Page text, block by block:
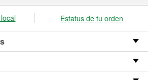
Estatus de tu orden